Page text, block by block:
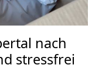
nach
stressfrei